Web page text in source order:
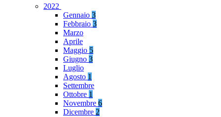
2022
Gennaio 3
Febbraio 3
Marzo
Aprile
Maggio 5
Giugno 3
Luglio
Agosto 1
Settembre
Ottobre 1
Novembre 6
Dicembre 2